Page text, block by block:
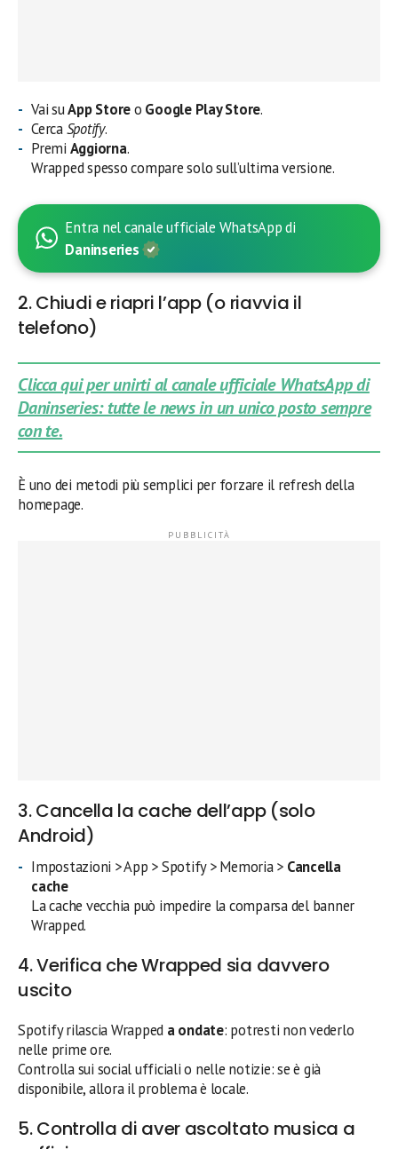
Vai suApp Storeo Google Play Store.
CercaSpotify.
Premi Aggiorna.
Wrapped spesso compare solo sull’ultima versione.
Entra nel canale ufficiale WhatsApp di
Daninseries
2. Chiudi e riapri l’app (o riavvia il
telefono)
Clicca qui per unirti al canale ufficiale WhatsApp di
Daninseries: tutte le news in un unico posto sempre
con te.
È uno dei metodi più semplici per forzare il refresh della
homepage.
3. Cancella la cache dell’app (solo
Android)
Impostazioni > App > Spotify > Memoria > Cancella
cache
La cache vecchia può impedire la comparsa del banner
Wrapped.
4. Verifica che Wrapped sia davvero
uscito
Spotify rilascia Wrapped a ondate: potresti non vederlo
nelle prime ore.
Controlla sui social ufficiali o nelle notizie: se è già
disponibile, allora il problema è locale.
5. Controlla di aver ascoltato musica a